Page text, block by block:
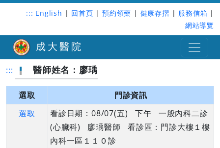
::: English | 回首頁 | 預約領藥 | 健康存摺 | 服務信箱 |
網站導覽
成大醫院
::: 醫師姓名：廖瑀
選取
門診資訊
選取
看診日期：08/07(五) 下午 一般內科二診
(心臟科) 廖瑀醫師 看診區：門診大樓１樓
內科一區１１０診